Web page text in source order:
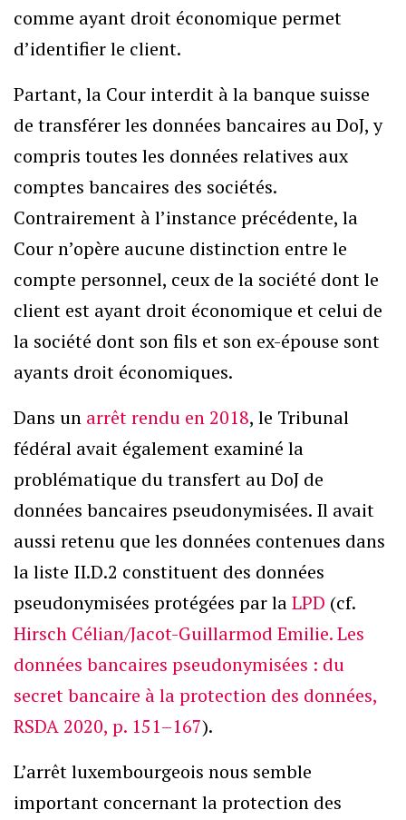
comme ayant droit économique permet
d’identifier le client.
Partant, la Cour interdit à la banque suisse
de transférer les données bancaires au DoJ, y
compris toutes les données relatives aux
comptes bancaires des sociétés.
Contrairement à l’instance précédente, la
Cour n’opère aucune distinction entre le
compte personnel, ceux de la société dont le
client est ayant droit économique et celui de
la société dont son fils et son ex-épouse sont
ayants droit économiques.
Dans un arrêt rendu en 2018, le Tribunal
fédéral avait également examiné la
problématique du transfert au DoJ de
données bancaires pseudonymisées. Il avait
aussi retenu que les données contenues dans
la liste II.D.2 constituent des données
pseudonymisées protégées par laLPD (cf.
Hirsch Célian/Jacot-Guillarmod Emilie. Les
données bancaires pseudonymisées : du
secret bancaire à la protection des données,
RSDA 2020, p. 151–167).
L’arrêt luxembourgeois nous semble
important concernant la protection des